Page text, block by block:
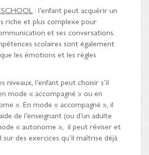
: l’enfant peut acquérir un
riche et plus complexe pour
et ses conversations.
scolaires sont également
les émotions et les règles
niveaux, l’enfant peut choisir s’il
mode « accompagné » ou en
». En mode « accompagné », il
de l’enseignant (ou d’un adulte
« autonome », il peut réviser et
sur des exercices qu’il maîtrise déjà